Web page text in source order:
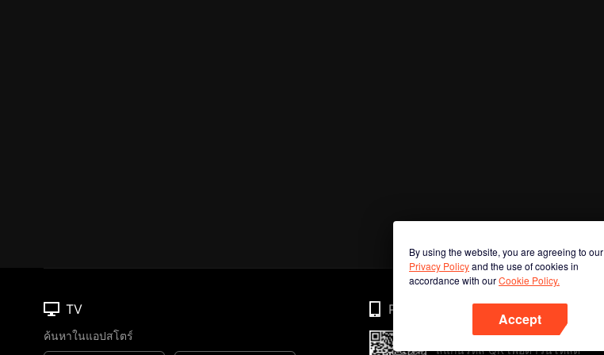
By using the website, you are agreeing to our
Privacy Policyand the use of cookies in
accordance with ourCookie Policy.
Accept
TV
ค้นหาในแอปสโตร์
Phone
สแกนรหัส QR เพื่อดาวน์โหลด